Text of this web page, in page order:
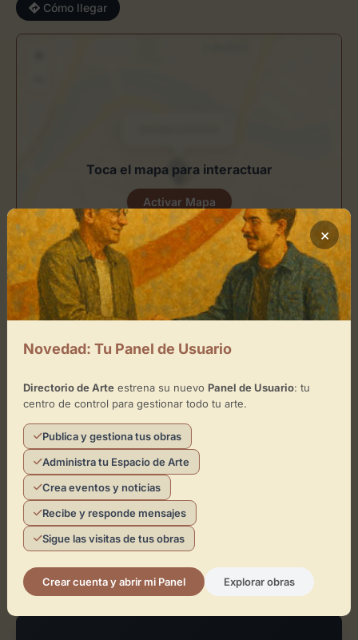
Cómo llegar
Toca el mapa para interactuar
Activar Mapa
¿Eres el representante de este
espacio?
Reclámalo de forma gratuita para gestionar su
perfil, publicar exposiciones y añadir obras de
arte.
Reclamar Espacio
×
Novedad: Tu Panel de Usuario
Directorio de Arteestrena su nuevo Panel de Usuario: tu
centro de control para gestionar todo tu arte.
Publica y gestiona tus obras
Administra tu Espacio de Arte
Crea eventos y noticias
Recibe y responde mensajes
Sigue las visitas de tus obras
Crear cuenta y abrir mi Panel Explorar obras